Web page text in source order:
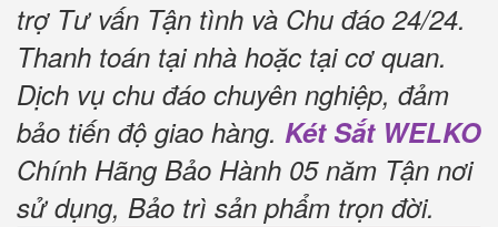
trợ Tư vấn Tận tình và Chu đáo 24/24.
Thanh toán tại nhà hoặc tại cơ quan.
Dịch vụ chu đáo chuyên nghiệp, đảm
bảo tiến độ giao hàng. Két Sắt WELKO
Chính Hãng Bảo Hành 05 năm Tận nơi
sử dụng, Bảo trì sản phẩm trọn đời.